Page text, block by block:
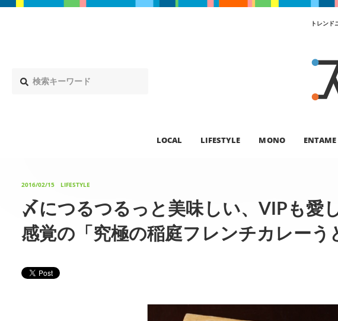
トレンド
LOCAL LIFESTYLE MONO ENTAME
2016/02/15 LIFESTYLE
〆につるつるっと美味しい、VIPも愛
感覚の「究極の稲庭フレンチカレーう